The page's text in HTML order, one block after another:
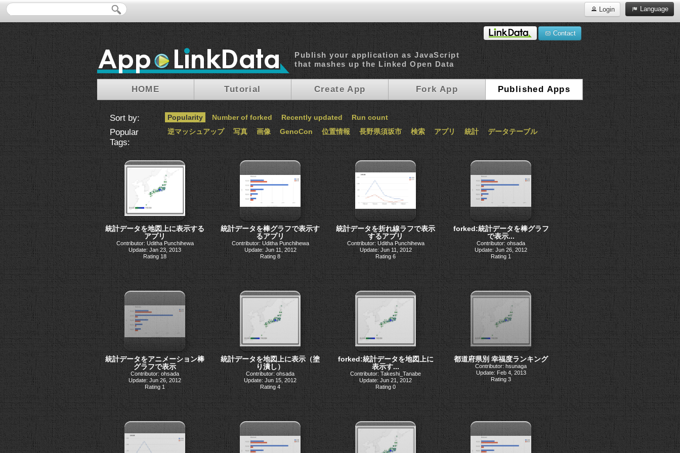
Language
Login
Publish your application as JavaScript
that mashes up the Linked Open Data
Contact
HOME Tutorial Create App Fork App Published Apps
Sort by: Popularity Number of forked Recently updated Run count
Popular
Tags:
逆マッシュアップ 写真 画像 GenoCon 位置情報 長野県須坂市 検索 アプリ 統計 データテーブル
統計データを地図上に表示する
アプリ
Contributor: Uditha Punchihewa
Update: Jan 23, 2013
Rating 18
統計データを棒グラフで表示す
るアプリ
Contributor: Uditha Punchihewa
Update: Jun 11, 2012
Rating 8
統計データを折れ線ラフで表示
するアプリ
Contributor: Uditha Punchihewa
Update: Jun 11, 2012
Rating 6
forked:統計データを棒グラフ
で表示...
Contributor: ohsada
Update: Jun 26, 2012
Rating 1
統計データをアニメーション棒
グラフで表示
Contributor: ohsada
Update: Jun 26, 2012
Rating 1
統計データを地図上に表示（塗
り潰し）
Contributor: ohsada
Update: Jun 15, 2012
Rating 4
forked:統計データを地図上に
表示す...
Contributor: Takeshi_Tanabe
Update: Jun 21, 2012
Rating 0
都道府県別 幸福度ランキング
Contributor: hsunaga
Update: Feb 4, 2013
Rating 3